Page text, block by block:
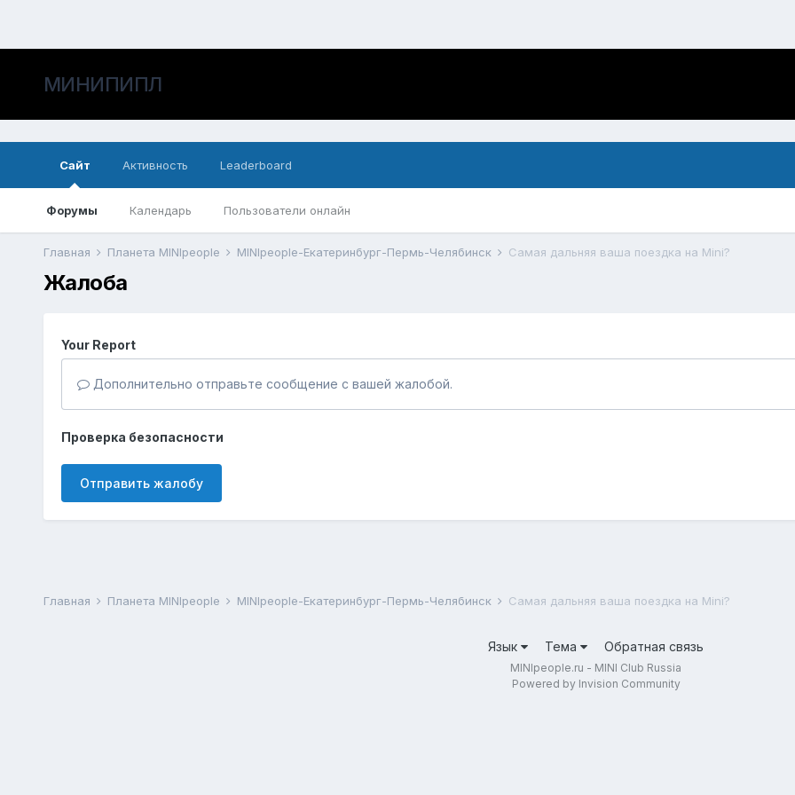
МИНИПИПЛ
Сайт
Форумы Календарь Пользователи онлайн
Активность Leaderboard
Главная Планета MINIpeople MINIpeople-Екатеринбург-Пермь-Челябинск Самая дальняя ваша поездка на Mini?
Жалоба
Your Report
Дополнительно отправьте сообщение с вашей жалобой.
Проверка безопасности
Отправить жалобу
Главная Планета MINIpeople MINIpeople-Екатеринбург-Пермь-Челябинск Самая дальняя ваша поездка на Mini?
Язык Тема Обратная связь
MINIpeople.ru - MINI Club Russia
Powered by Invision Community